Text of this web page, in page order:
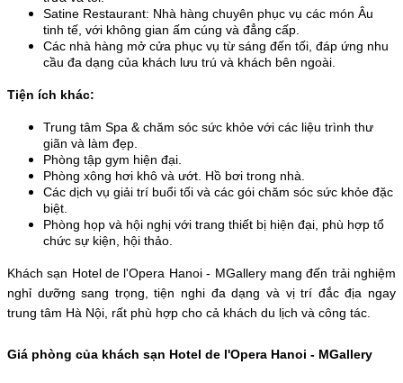
Satine Restaurant: Nhà hàng chuyên phục vụ các món Âu
tinh tế, với không gian ấm cúng và đẳng cấp.
Các nhà hàng mở cửa phục vụ từ sáng đến tối, đáp ứng nhu
cầu đa dạng của khách lưu trú và khách bên ngoài.
Tiện ích khác:
Trung tâm Spa & chăm sóc sức khỏe với các liệu trình thư
giãn và làm đẹp.
Phòng tập gym hiện đại.
Phòng xông hơi khô và ướt. Hồ bơi trong nhà.
Các dịch vụ giải trí buổi tối và các gói chăm sóc sức khỏe đặc
biệt.
Phòng họp và hội nghị với trang thiết bị hiện đại, phù hợp tổ
chức sự kiện, hội thảo.
Khách sạn Hotel de l'Opera Hanoi - MGallery mang đến trải nghiệm
nghỉ dưỡng sang trọng, tiện nghi đa dạng và vị trí đắc địa ngay
trung tâm Hà Nội, rất phù hợp cho cả khách du lịch và công tác.
Giá phòng của khách sạn Hotel de l'Opera Hanoi - MGallery